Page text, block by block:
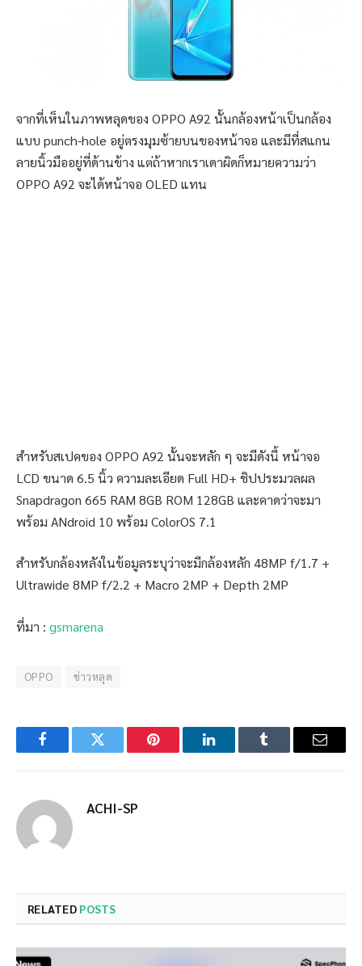
จากที่เห็นในภาพหลุดของ OPPO A92 นั้นกล้องหน้าเป็นกล้อง
แบบ punch-hole อยู่ตรงมุมซ้ายบนของหน้าจอ และมีที่สแกน
ลายนิ้วมืออยู่ที่ด้านข้าง แต่ถ้าหากเราเดาผิดก็หมายความว่า
OPPO A92 จะได้หน้าจอ OLED แทน
สำหรับสเปคของ OPPO A92 นั้นจะหลัก ๆ จะมีดังนี้ หน้าจอ
LCD ขนาด 6.5 นิ้ว ความละเอียด Full HD+ ชิปประมวลผล
Snapdragon 665 RAM 8GB ROM 128GB และคาดว่าจะมา
พร้อม ANdroid 10 พร้อม ColorOS 7.1
สำหรับกล้องหลังในข้อมูลระบุว่าจะมีกล้องหลัก 48MP f/1.7 +
Ultrawide 8MP f/2.2 + Macro 2MP + Depth 2MP
ที่มา : gsmarena
OPPO ข่าวหลุด
FacebookTwitter Pinterest LinkedInTumblr Email
ACHI-SP
RELATED POSTS